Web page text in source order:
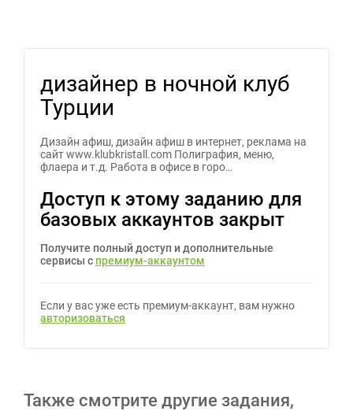
дизайнер в ночной клуб
Турции
Дизайн афиш, дизайн афиш в интернет, реклама на
сайт www.klubkristall.com Полиграфия, меню,
флаера и т.д. Работа в офисе в горо…
Доступ к этому заданию для
базовых аккаунтов закрыт
Получите полный доступ и дополнительные
сервисы с премиум-аккаунтом
Если у вас уже есть премиум-аккаунт, вам нужно
авторизоваться
Также смотрите другие задания,